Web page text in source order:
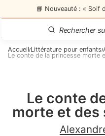
📘 Nouveauté : « Soif
Accueil/Littérature pour enfants/
Le conte de la princesse morte
Le conte
morte et